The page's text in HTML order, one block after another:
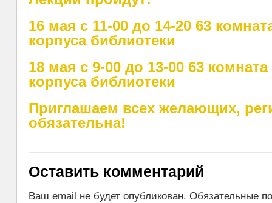
16 мая с 11-00 до 14-20 63
корпуса библиотеки
18 мая с 9-00 до 13-00 63
корпуса библиотеки
Приглашаем всех желающих,
обязательна!
Оставить комментарий
Ваш email не будет опубликован. Обязательные